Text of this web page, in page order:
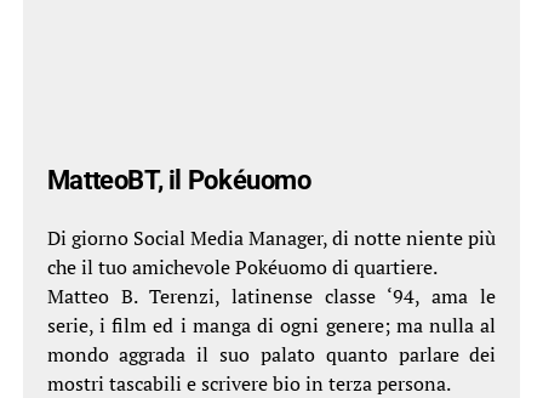
MatteoBT, il Pokéuomo
Di giorno Social Media Manager, di notte niente più
che il tuo amichevole Pokéuomo di quartiere.
Matteo B. Terenzi, latinense classe ‘94, ama le
serie, i film ed i manga di ogni genere; ma nulla al
mondo aggrada il suo palato quanto parlare dei
mostri tascabili e scrivere bio in terza persona.